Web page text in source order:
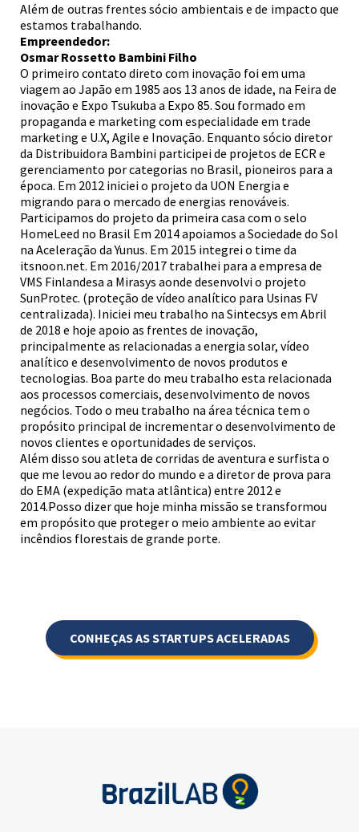
Além de outras frentes sócio ambientais e de impacto que
estamos trabalhando.
Empreendedor:
Osmar Rossetto Bambini Filho
O primeiro contato direto com inovação foi em uma
viagem ao Japão em 1985 aos 13 anos de idade, na Feira de
inovação e Expo Tsukuba a Expo 85. Sou formado em
propaganda e marketing com especialidade em trade
marketing e U.X, Agile e Inovação. Enquanto sócio diretor
da Distribuidora Bambini participei de projetos de ECR e
gerenciamento por categorias no Brasil, pioneiros para a
época. Em 2012 iniciei o projeto da UON Energia e
migrando para o mercado de energias renováveis.
Participamos do projeto da primeira casa com o selo
HomeLeed no Brasil Em 2014 apoiamos a Sociedade do Sol
na Aceleração da Yunus. Em 2015 integrei o time da
itsnoon.net. Em 2016/2017 trabalhei para a empresa de
VMS Finlandesa a Mirasys aonde desenvolvi o projeto
SunProtec. (proteção de vídeo analítico para Usinas FV
centralizada). Iniciei meu trabalho na Sintecsys em Abril
de 2018 e hoje apoio as frentes de inovação,
principalmente as relacionadas a energia solar, vídeo
analítico e desenvolvimento de novos produtos e
tecnologias. Boa parte do meu trabalho esta relacionada
aos processos comerciais, desenvolvimento de novos
negócios. Todo o meu trabalho na área técnica tem o
propósito principal de incrementar o desenvolvimento de
novos clientes e oportunidades de serviços.
Além disso sou atleta de corridas de aventura e surfista o
que me levou ao redor do mundo e a diretor de prova para
do EMA (expedição mata atlântica) entre 2012 e
2014.Posso dizer que hoje minha missão se transformou
em propósito que proteger o meio ambiente ao evitar
incêndios florestais de grande porte.
CONHEÇAS AS STARTUPS ACELERADAS